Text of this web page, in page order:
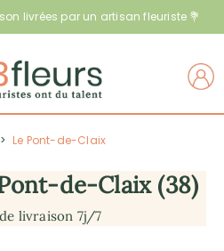
livrées par un artisan fleuriste 💐
> Le Pont-de-Claix
de-Claix (38)
livraison 7j/7